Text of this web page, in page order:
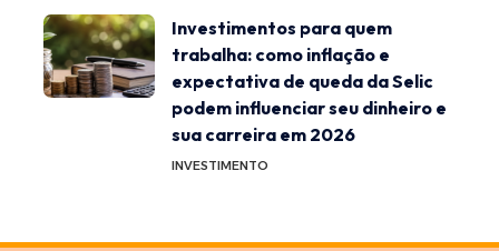
Investimentos para quem
trabalha: como inflação e
expectativa de queda da Selic
podem influenciar seu dinheiro e
sua carreira em 2026
INVESTIMENTO